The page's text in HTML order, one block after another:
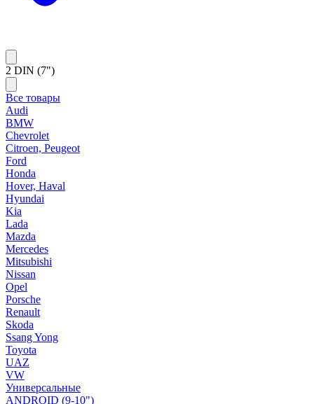
2 DIN (7")
Все товары
Audi
BMW
Chevrolet
Citroen, Peugeot
Ford
Honda
Hover, Haval
Hyundai
Kia
Lada
Mazda
Mercedes
Mitsubishi
Nissan
Opel
Porsche
Renault
Skoda
Ssang Yong
Toyota
UAZ
VW
Универсальные
ANDROID (9-10")